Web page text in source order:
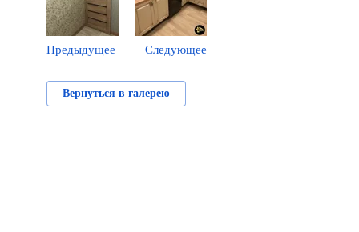
Предыдущее Следующее
Вернуться в галерею